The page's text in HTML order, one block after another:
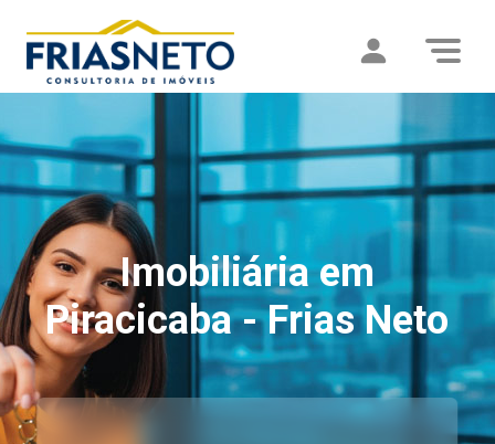
Imobiliária em
Piracicaba - Frias Neto